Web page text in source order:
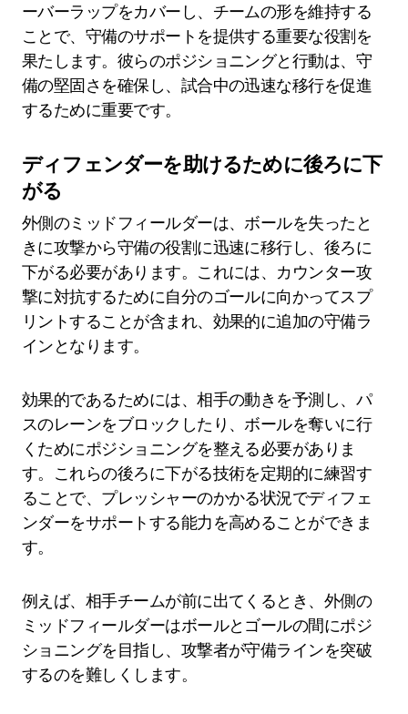
ーバーラップをカバーし、チームの形を維持する
ことで、守備のサポートを提供する重要な役割を
果たします。彼らのポジショニングと行動は、守
備の堅固さを確保し、試合中の迅速な移行を促進
するために重要です。
ディフェンダーを助けるために後ろに下
がる
外側のミッドフィールダーは、ボールを失ったと
きに攻撃から守備の役割に迅速に移行し、後ろに
下がる必要があります。これには、カウンター攻
撃に対抗するために自分のゴールに向かってスプ
リントすることが含まれ、効果的に追加の守備ラ
インとなります。
効果的であるためには、相手の動きを予測し、パ
スのレーンをブロックしたり、ボールを奪いに行
くためにポジショニングを整える必要がありま
す。これらの後ろに下がる技術を定期的に練習す
ることで、プレッシャーのかかる状況でディフェ
ンダーをサポートする能力を高めることができま
す。
例えば、相手チームが前に出てくるとき、外側の
ミッドフィールダーはボールとゴールの間にポジ
ショニングを目指し、攻撃者が守備ラインを突破
するのを難しくします。